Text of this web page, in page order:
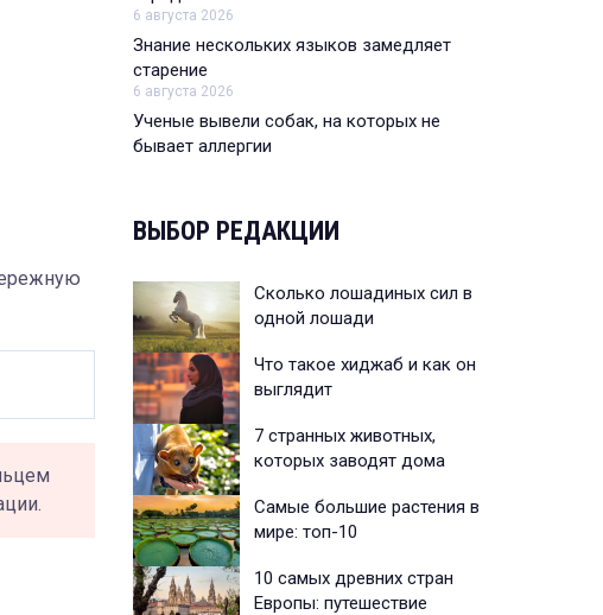
6 августа 2026
Знание нескольких языков замедляет
старение
6 августа 2026
Ученые вывели собак, на которых не
бывает аллергии
ВЫБОР РЕДАКЦИИ
Сколько лошадиных сил в
одной лошади
Что такое хиджаб и как он
выглядит
7 странных животных,
которых заводят дома
Самые большие растения в
мире: топ-10
10 самых древних стран
Европы: путешествие